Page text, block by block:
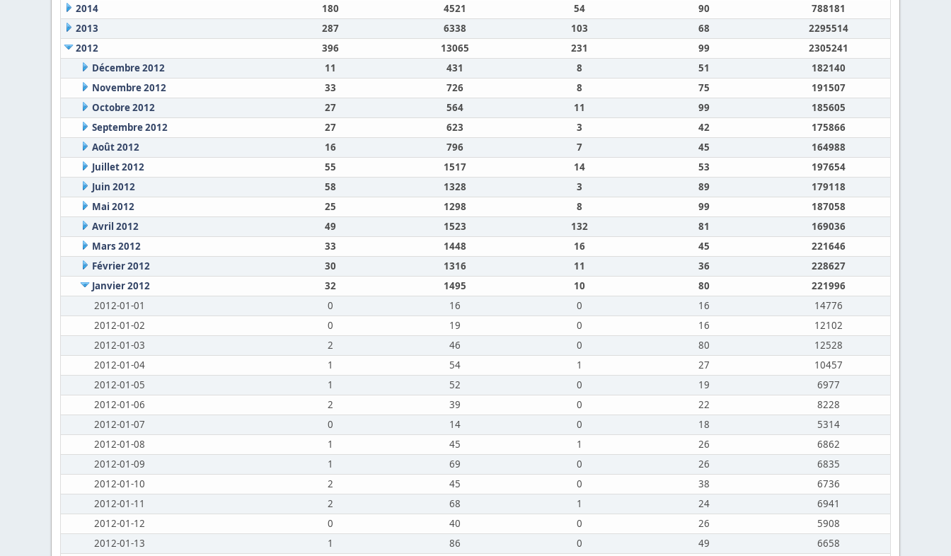
2014
180 4521 54 90
788181
2013
287 6338 103 68
2295514
2012
396 13065 231 99
2305241
Décembre 2012
11 431 8 51
182140
Novembre 2012
33 726 8 75
191507
Octobre 2012
27 564 11 99
185605
Septembre 2012
27 623 3 42
175866
Août 2012
16 796 7 45
164988
Juillet 2012
55 1517 14 53
197654
Juin 2012
58 1328 3 89
179118
Mai 2012
25 1298 8 99
187058
Avril 2012
49 1523 132 81
169036
Mars 2012
33 1448 16 45
221646
Février 2012
30 1316 11 36
228627
Janvier 2012
32 1495 10 80
221996
2012-01-01
0 16 0 16
14776
2012-01-02
0 19 0 16
12102
2012-01-03
2 46 0 80
12528
2012-01-04
1 54 1 27
10457
2012-01-05
1 52 0 19
6977
2012-01-06
2 39 0 22
8228
2012-01-07
0 14 0 18
5314
2012-01-08
1 45 1 26
6862
2012-01-09
1 69 0 26
6835
2012-01-10
2 45 0 38
6736
2012-01-11
2 68 1 24
6941
2012-01-12
0 40 0 26
5908
2012-01-13
1 86 0 49
6658